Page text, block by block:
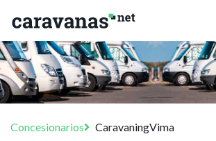
Concesionarios CaravaningVima